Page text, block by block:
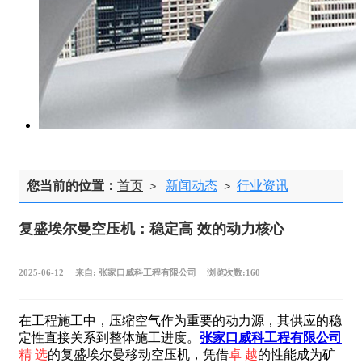
您当前的位置： 首页 > 新闻动态 > 行业资讯
复盛埃尔曼空压机：稳定高 效的动力核心
2025-06-12 来自: 张家口威科工程有限公司 浏览次数:160
在工程施工中，压缩空气作为重要的动力源，其供应的稳
定性直接关系到整体施工进度。 张家口威科工程有限公司
精 选的复盛埃尔曼移动空压机，凭借卓 越的性能成为矿